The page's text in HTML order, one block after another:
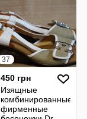
37
450 грн
Изящные
комбинированные
фирменные